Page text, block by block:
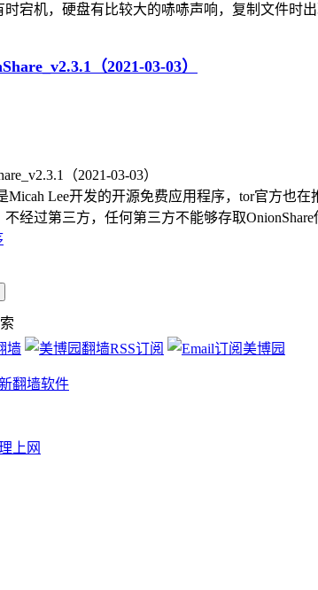
宕机，硬盘有比较大的哧哧声响，复制文件时
（2021-03-03）
是Micah Lee开发的开源免费应用程序，tor官方
经过第三方，任何第三方不能够存取
翻墙软件
上网